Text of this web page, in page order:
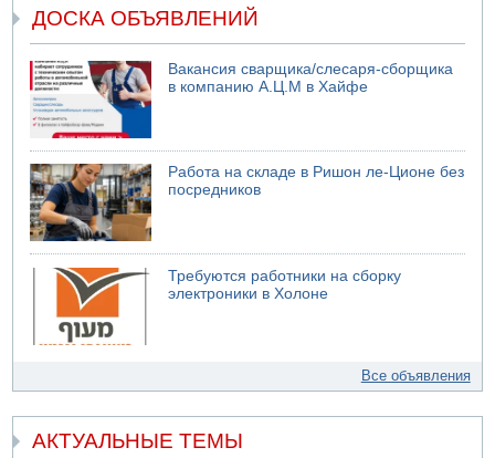
ДОСКА ОБЪЯВЛЕНИЙ
Вакансия сварщика/слесаря-сборщика
в компанию А.Ц.М в Хайфе
Работа на складе в Ришон ле-Ционе без
посредников
Требуются работники на сборку
электроники в Холоне
Все объявления
АКТУАЛЬНЫЕ ТЕМЫ